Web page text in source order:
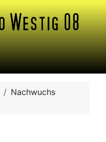
Nachwuchs